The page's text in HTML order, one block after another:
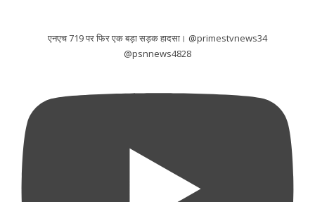
एनएच 719 पर फिर एक बड़ा सड़क हादसा। @primestvnews34
@psnnews4828